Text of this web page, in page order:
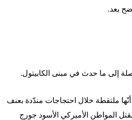
بعد.
إلى ما حدث في مبنى الكابيتول.
ملتقطة خلال احتجاجات مندّدة بعنف
المواطن الأميركي الأسود جورج